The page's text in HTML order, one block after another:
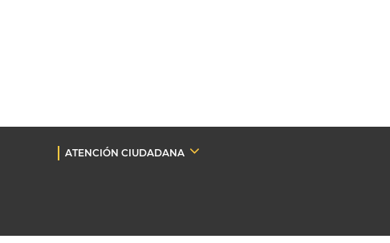
ATENCIÓN CIUDADANA